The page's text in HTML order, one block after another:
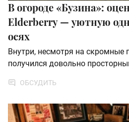
В огороде «Бузина»:
Elderberry — уютную
осях
Внутри, несмотря на скромные
получился довольно
ОБСУДИТЬ